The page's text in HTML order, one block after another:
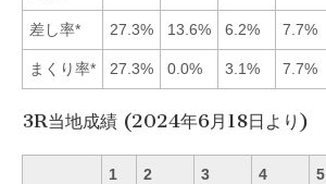
差し率* 27.3% 13.6% 6.2% 7.7%
まくり率* 27.3% 0.0% 3.1% 7.7%
3R当地成績 (2024年6月18日より)
1 2 3 4 5